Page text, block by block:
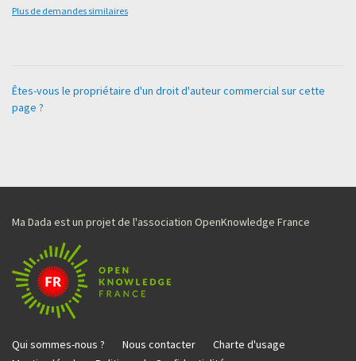
Plus de demandes similaires
Êtes-vous le propriétaire d'un droit d'auteur commercial sur cette
page ?
Ma Dada est un projet de l'association OpenKnowledge France
Qui sommes-nous ? Nous contacter
Charte d'usage